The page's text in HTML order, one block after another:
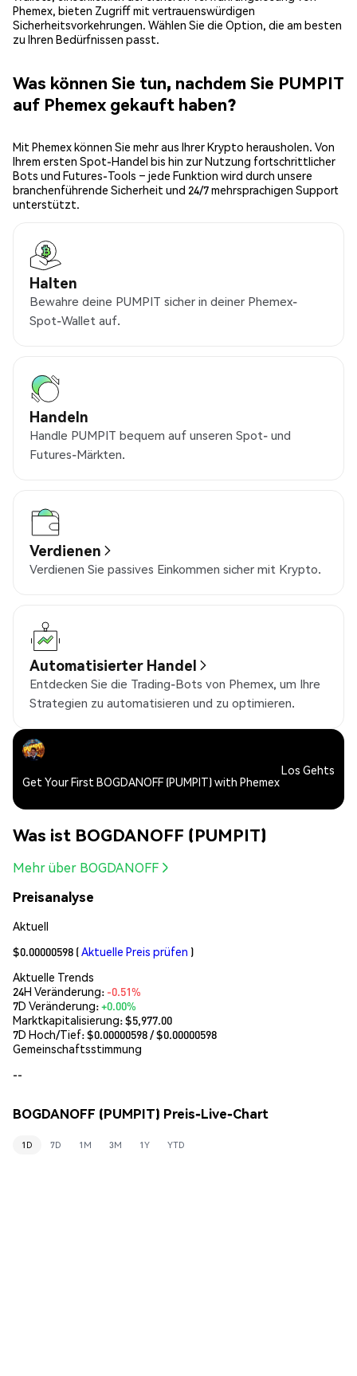
Phemex, bieten Zugriff mit vertrauenswürdigen
Sicherheitsvorkehrungen. Wählen Sie die Option, die am besten
zu Ihren Bedürfnissen passt.
Was können Sie tun, nachdem Sie PUMPIT
auf Phemex gekauft haben?
Mit Phemex können Sie mehr aus Ihrer Krypto herausholen. Von
Ihrem ersten Spot-Handel bis hin zur Nutzung fortschrittlicher
Bots und Futures-Tools – jede Funktion wird durch unsere
branchenführende Sicherheit und 24/7 mehrsprachigen Support
unterstützt.
Halten
Bewahre deine PUMPIT sicher in deiner Phemex-
Spot-Wallet auf.
Handeln
Handle PUMPIT bequem auf unseren Spot- und
Futures-Märkten.
Verdienen
Verdienen Sie passives Einkommen sicher mit Krypto.
Automatisierter Handel
Entdecken Sie die Trading-Bots von Phemex, um Ihre
Strategien zu automatisieren und zu optimieren.
Get Your First BOGDANOFF (PUMPIT) with Phemex
Los Gehts
Was ist BOGDANOFF (PUMPIT)
Mehr über BOGDANOFF
Preisanalyse
Aktuell
$0.00000598 (Aktuelle Preis prüfen )
Aktuelle Trends
24H Veränderung: -0.51%
7D Veränderung:+0.00%
Marktkapitalisierung:$5,977.00
7D Hoch/Tief: $0.00000598/ $0.00000598
Gemeinschaftsstimmung
--
BOGDANOFF (PUMPIT) Preis-Live-Chart
1D 7D 1M 3M 1Y YTD